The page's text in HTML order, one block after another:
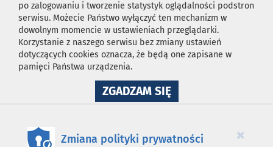
po zalogowaniu i tworzenie statystyk oglądalności podstron
serwisu. Możecie Państwo wyłączyć ten mechanizm w
dowolnym momencie w ustawieniach przeglądarki.
Korzystanie z naszego serwisu bez zmiany ustawień
dotyczących cookies oznacza, że będą one zapisane w
pamięci Państwa urządzenia.
ZGADZAM SIĘNA
WYKORZYSTANIE
×
Zmiana polityki prywatności